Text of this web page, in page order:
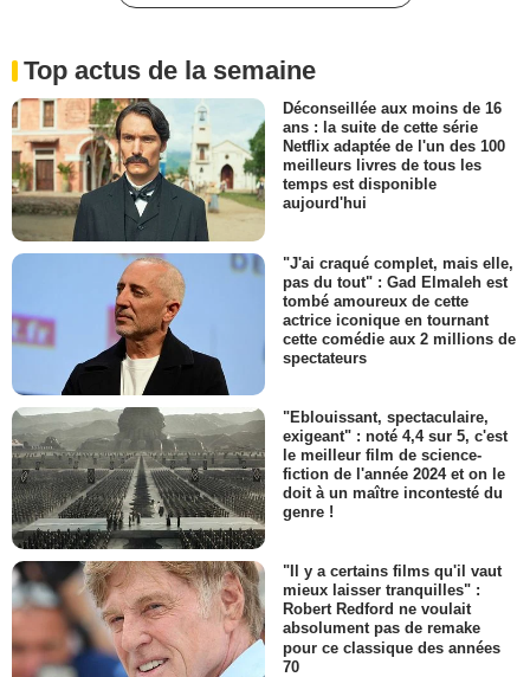
Top actus de la semaine
Déconseillée aux moins de 16
ans : la suite de cette série
Netflix adaptée de l'un des 100
meilleurs livres de tous les
temps est disponible
aujourd'hui
"J'ai craqué complet, mais elle,
pas du tout" : Gad Elmaleh est
tombé amoureux de cette
actrice iconique en tournant
cette comédie aux 2 millions de
spectateurs
"Eblouissant, spectaculaire,
exigeant" : noté 4,4 sur 5, c'est
le meilleur film de science-
fiction de l'année 2024 et on le
doit à un maître incontesté du
genre !
"Il y a certains films qu'il vaut
mieux laisser tranquilles" :
Robert Redford ne voulait
absolument pas de remake
pour ce classique des années
70